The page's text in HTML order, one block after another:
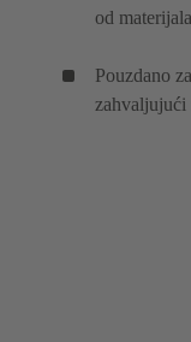
od
Pouzdano
zahvaljujući